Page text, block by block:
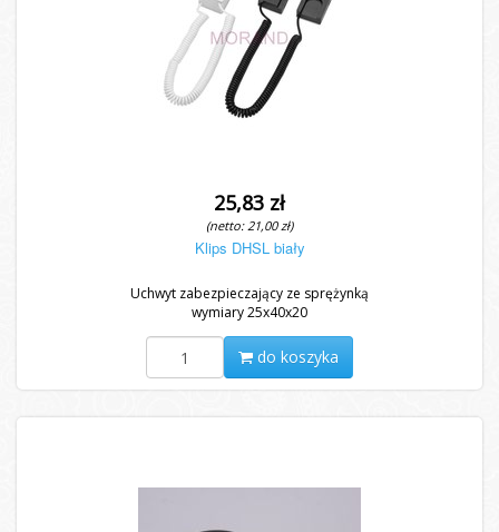
25,83 zł
(netto: 21,00 zł)
Klips DHSL biały
Uchwyt zabezpieczający ze sprężynką
wymiary 25x40x20
do koszyka